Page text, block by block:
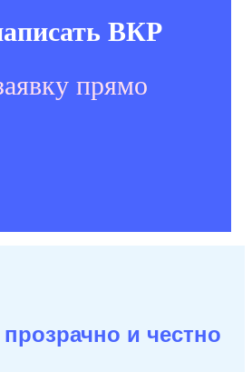
ВКР
прямо
прозрачно и честно